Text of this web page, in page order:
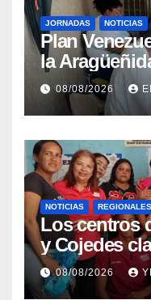
JORNADAS NOTICIAS
Plan
la
atención
Aragua
08/08/2026
NOTICIAS REGIONALES
Los centros
y Cojedes
Semana
Materna
08/08/2026